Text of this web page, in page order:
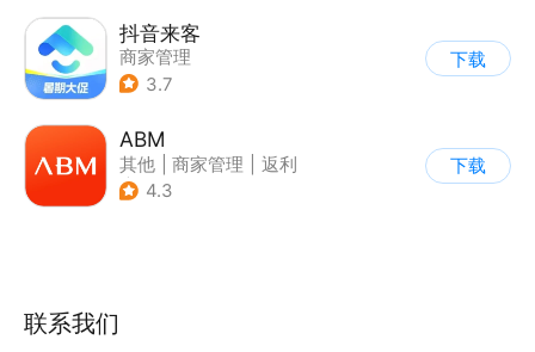
抖音来客
商家管理
3.7
下载
ABM
其他 商家管理
返利
| 海淘
4.3
下载
联系我们